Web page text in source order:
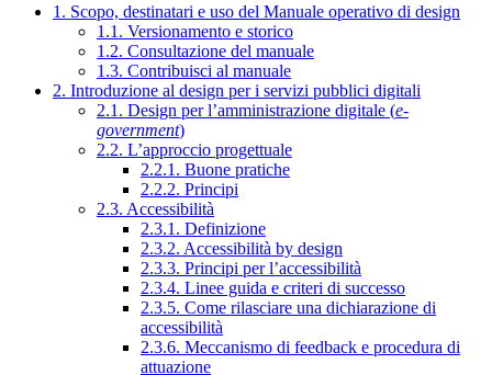
1. Scopo, destinatari e uso del Manuale operativo di design
1.1. Versionamento e storico
1.2. Consultazione del manuale
1.3. Contribuisci al manuale
2. Introduzione al design per i servizi pubblici digitali
2.1. Design per l’amministrazione digitale (e-
government)
2.2. L’approccio progettuale
2.2.1. Buone pratiche
2.2.2. Principi
2.3. Accessibilità
2.3.1. Definizione
2.3.2. Accessibilità by design
2.3.3. Principi per l’accessibilità
2.3.4. Linee guida e criteri di successo
2.3.5. Come rilasciare una dichiarazione di
accessibilità
2.3.6. Meccanismo di feedback e procedura di
attuazione